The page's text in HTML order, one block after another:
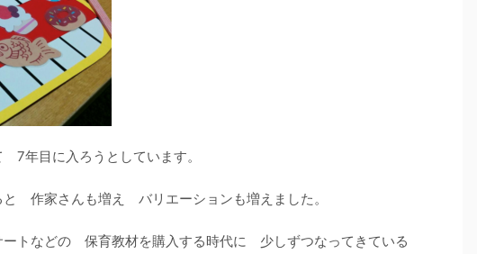
7年目に入ろうとしています。
と 作家さんも増え バリエーションも増えました。
ートなどの 保育教材を購入する時代に 少しずつなってきている